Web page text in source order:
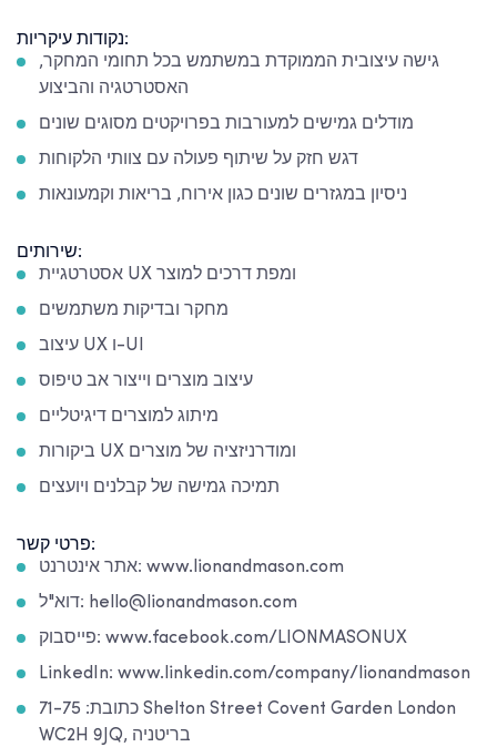
נקודות עיקריות:
גישה עיצובית הממוקדת במשתמש בכל תחומי המחקר,
האסטרטגיה והביצוע
מודלים גמישים למעורבות בפרויקטים מסוגים שונים
דגש חזק על שיתוף פעולה עם צוותי הלקוחות
ניסיון במגזרים שונים כגון אירוח, בריאות וקמעונאות
שירותים:
אסטרטגיית UX ומפת דרכים למוצר
מחקר ובדיקות משתמשים
עיצוב UX ו-UI
עיצוב מוצרים וייצור אב טיפוס
מיתוג למוצרים דיגיטליים
ביקורות UX ומודרניזציה של מוצרים
תמיכה גמישה של קבלנים ויועצים
פרטי קשר:
אתר אינטרנט: www.lionandmason.com
דוא"ל: hello@lionandmason.com
פייסבוק: www.facebook.com/LIONMASONUX
LinkedIn: www.linkedin.com/company/lionandmason
כתובת: 71-75 Shelton Street Covent Garden London
WC2H 9JQ, בריטניה